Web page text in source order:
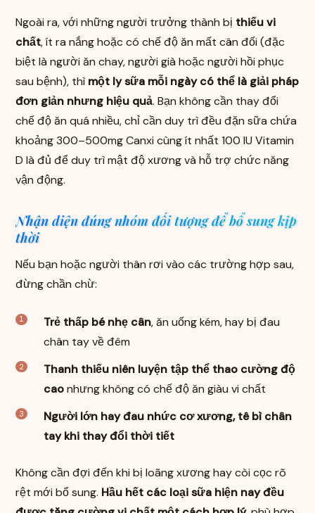
Ngoài ra, với những người trưởng thành bị thiếu vi
chất, ít ra nắng hoặc có chế độ ăn mất cân đối (đặc
biệt là người ăn chay, người già hoặc người hồi phục
sau bệnh), thì một ly sữa mỗi ngày có thể là giải pháp
đơn giản nhưng hiệu quả. Bạn không cần thay đổi
chế độ ăn quá nhiều, chỉ cần duy trì đều đặn sữa chứa
khoảng 300–500mg Canxi cùng ít nhất 100 IU Vitamin
D là đủ để duy trì mật độ xương và hỗ trợ chức năng
vận động.
Nhận diện đúng nhóm đối tượng để bổ sung kịp
thời
Nếu bạn hoặc người thân rơi vào các trường hợp sau,
đừng chần chừ:
Trẻ thấp bé nhẹ cân, ăn uống kém, hay bị đau
chân tay về đêm
Thanh thiếu niên luyện tập thể thao cường độ
caonhưng không có chế độ ăn giàu vi chất
Người lớn hay đau nhức cơ xương, tê bì chân
tay khi thay đổi thời tiết
Không cần đợi đến khi bị loãng xương hay còi cọc rõ
rệt mới bổ sung. Hầu hết các loại sữa hiện nay đều